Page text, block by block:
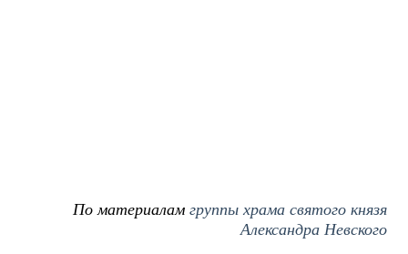
По материаламгруппы храма святого князя
Александра Невского